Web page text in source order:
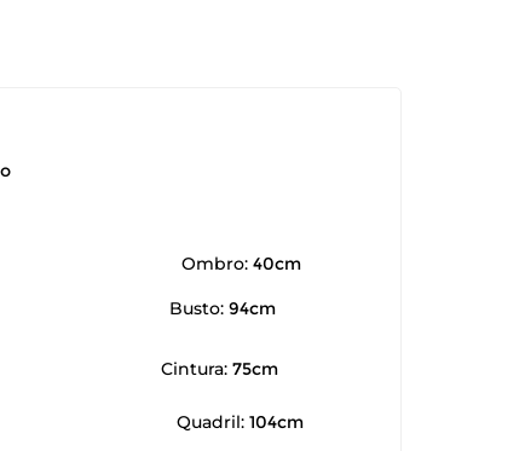
Ombro: 40cm
Busto: 94cm
Cintura: 75cm
Quadril: 104cm